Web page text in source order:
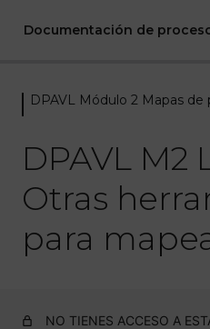
Documentación de
DPAVL Módulo 0
DPAVL Módulo 1
gestión por
DPAVL Módulo 2
DPAVL M2 Lección 1 Qué
DPAVL Módulo 2 Mapas de
DPAVL M2
Otras
para
NO TIENES ACCESO A